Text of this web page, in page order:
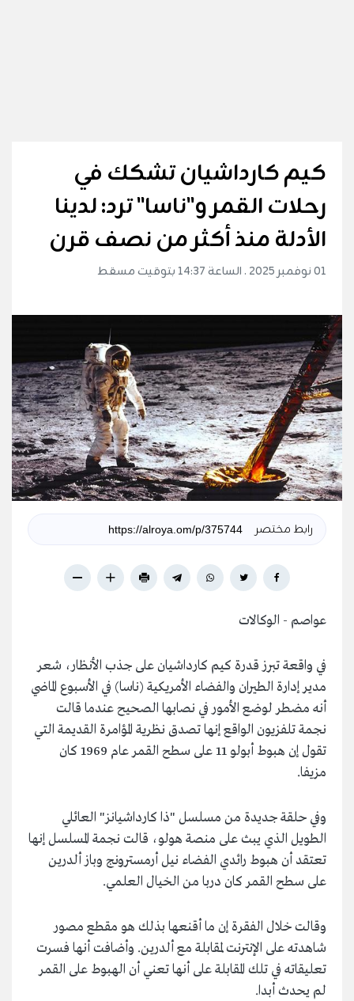
كيم كارداشيان تشكك في
رحلات القمر و"ناسا" ترد: لدينا
الأدلة منذ أكثر من نصف قرن
01 نوفمبر 2025 . الساعة 14:37 بتوقيت مسقط
رابط مختصر
عواصم - الوكالات
في واقعة تبرز قدرة كيم كارداشيان على جذب الأنظار، شعر
مدير إدارة الطيران والفضاء الأمريكية (ناسا) في الأسبوع الماضي
أنه مضطر لوضع الأمور في نصابها الصحيح عندما قالت
نجمة تلفزيون الواقع إنها تصدق نظرية المؤامرة القديمة التي
تقول إن هبوط أبولو 11 على سطح القمر عام 1969 كان
مزيفا.
وفي حلقة جديدة من مسلسل "ذا كارداشيانز" العائلي
الطويل الذي يبث على منصة هولو، قالت نجمة المسلسل إنها
تعتقد أن هبوط رائدي الفضاء نيل أرمسترونج وباز ألدرين
على سطح القمر كان دربا من الخيال العلمي.
وقالت خلال الفقرة إن ما أقنعها بذلك هو مقطع مصور
شاهدته على الإنترنت لمقابلة مع ألدرين. وأضافت أنها فسرت
تعليقاته في تلك المقابلة على أنها تعني أن الهبوط على القمر
لم يحدث أبدا.